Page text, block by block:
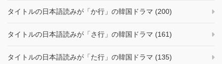
タイトルの日本語読みが「か行」の韓国ドラマ (200)
タイトルの日本語読みが「さ行」の韓国ドラマ (161)
タイトルの日本語読みが「た行」の韓国ドラマ (135)